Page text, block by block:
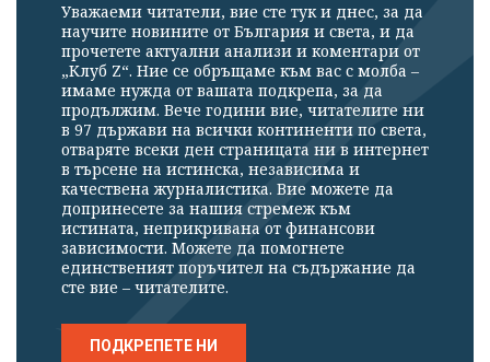
Уважаеми читатели, вие сте тук и днес, за да
научите новините от България и света, и да
прочетете актуални анализи и коментари от
„Клуб Z“. Ние се обръщаме към вас с молба –
имаме нужда от вашата подкрепа, за да
продължим. Вече години вие, читателите ни
в 97 държави на всички континенти по света,
отваряте всеки ден страницата ни в интернет
в търсене на истинска, независима и
качествена журналистика. Вие можете да
допринесете за нашия стремеж към
истината, неприкривана от финансови
зависимости. Можете да помогнете
единственият поръчител на съдържание да
сте вие – читателите.
ПОДКРЕПЕТЕ НИ